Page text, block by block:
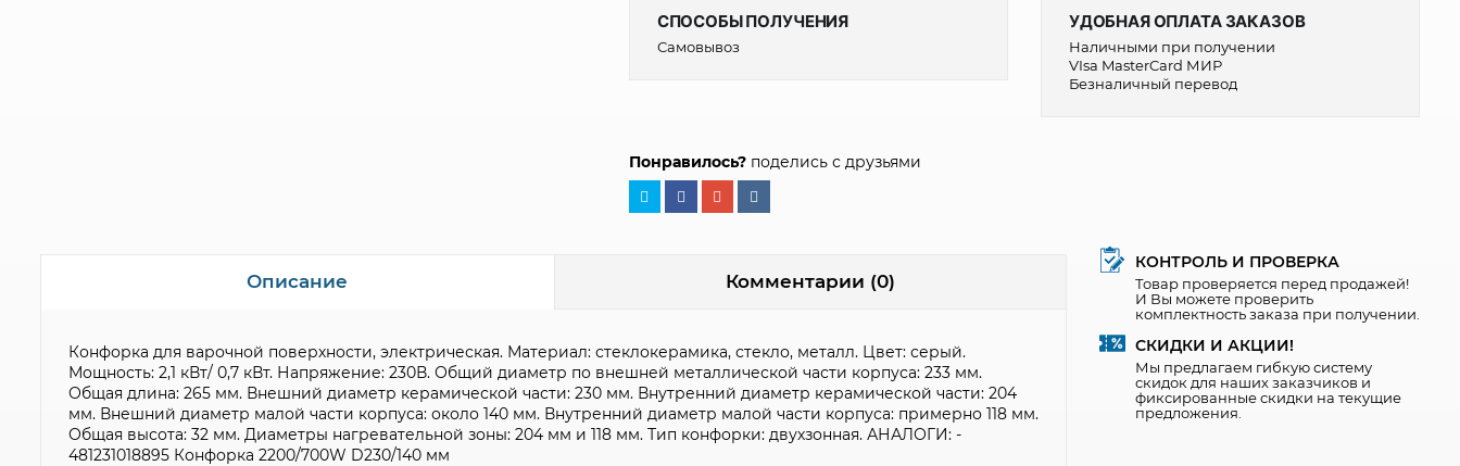
СПОСОБЫ ПОЛУЧЕНИЯ
Самовывоз
УДОБНАЯ ОПЛАТА ЗАКАЗОВ
Наличными при получении
VIsa MasterCard МИР
Безналичный перевод
Понравилось?поделись с друзьями
Описание Комментарии (0)
Конфорка для варочной поверхности, электрическая. Материал: стеклокерамика, стекло, металл. Цвет: серый.
Мощность: 2,1 кВт/ 0,7 кВт. Напряжение: 230В. Общий диаметр по внешней металлической части корпуса: 233 мм.
Общая длина: 265 мм. Внешний диаметр керамической части: 230 мм. Внутренний диаметр керамической части: 204
мм. Внешний диаметр малой части корпуса: около 140 мм. Внутренний диаметр малой части корпуса: примерно 118 мм.
Общая высота: 32 мм. Диаметры нагревательной зоны: 204 мм и 118 мм. Тип конфорки: двухзонная. АНАЛОГИ: -
481231018895 Конфорка 2200/700W D230/140 мм
КОНТРОЛЬ И ПРОВЕРКА
Товар проверяется перед продажей!
И Вы можете проверить
комплектность заказа при получении.
СКИДКИ И АКЦИИ!
Мы предлагаем гибкую систему
скидок для наших заказчиков и
фиксированные скидки на текущие
предложения.